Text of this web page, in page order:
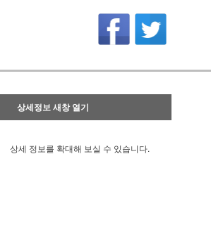
상세정보 새창 열기
상세 정보를 확대해 보실 수 있습니다.